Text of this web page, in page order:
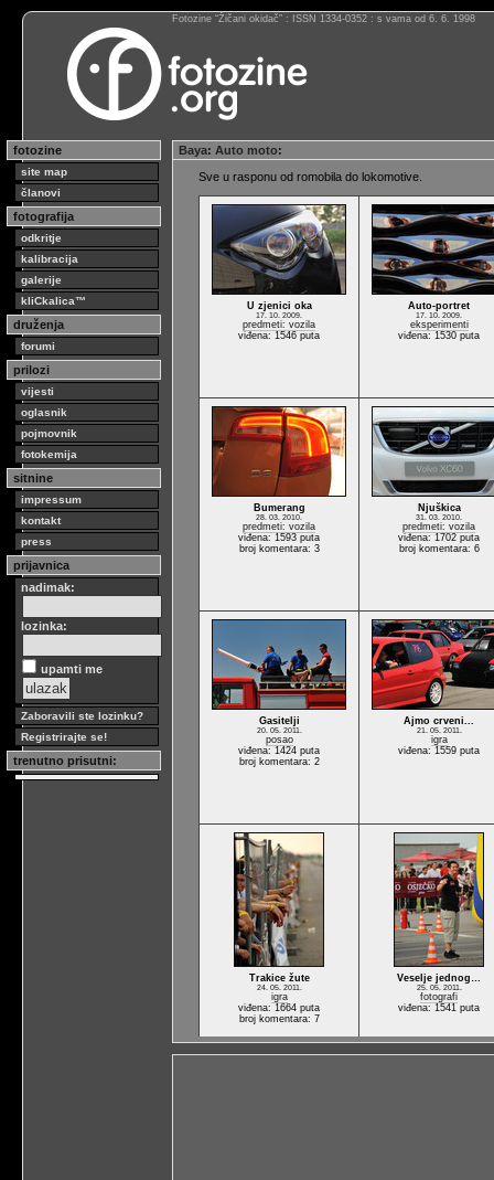
Fotozine “Žičani okidač” : ISSN 1334-0352 : s vama od 6. 6. 1998
fotozine
site map
članovi
fotografija
odkritje
kalibracija
galerije
kliCkalica™
druženja
forumi
prilozi
vijesti
oglasnik
pojmovnik
fotokemija
sitnine
impressum
kontakt
press
prijavnica
nadimak:
lozinka:
upamti me
Zaboravili ste lozinku?
Registrirajte se!
trenutno prisutni:
Baya: Auto moto:
Sve u rasponu od romobila do lokomotive.
U zjenici oka
17. 10. 2009.
predmeti: vozila
viđena: 1546 puta
Auto-portret
17. 10. 2009.
eksperimenti
viđena: 1530 puta
Bumerang
28. 03. 2010.
predmeti: vozila
viđena: 1593 puta
broj komentara: 3
Njuškica
31. 03. 2010.
predmeti: vozila
viđena: 1702 puta
broj komentara: 6
Gasitelji
20. 05. 2011.
posao
viđena: 1424 puta
broj komentara: 2
Ajmo crveni...
21. 05. 2011.
igra
viđena: 1559 puta
Trakice žute
24. 05. 2011.
igra
viđena: 1664 puta
broj komentara: 7
Veselje jednog…
25. 05. 2011.
fotografi
viđena: 1541 puta